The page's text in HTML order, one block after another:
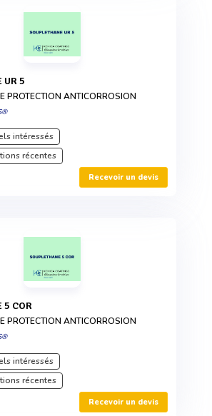
UR 5
PROTECTION ANTICORROSION
intéressés
récentes
Recevoir un devis
5 COR
PROTECTION ANTICORROSION
intéressés
récentes
Recevoir un devis